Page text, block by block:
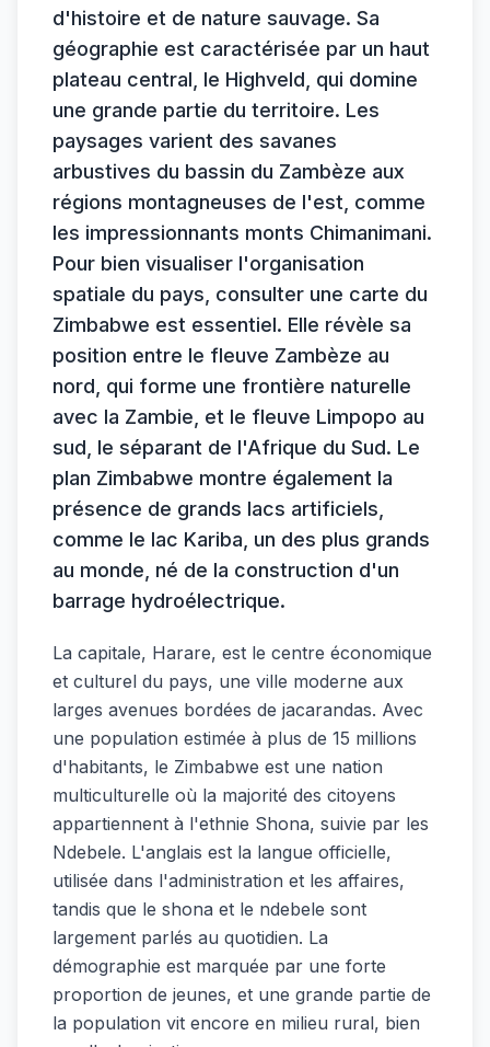
d'histoire et de nature sauvage. Sa
géographie est caractérisée par un haut
plateau central, le Highveld, qui domine
une grande partie du territoire. Les
paysages varient des savanes
arbustives du bassin du Zambèze aux
régions montagneuses de l'est, comme
les impressionnants monts Chimanimani.
Pour bien visualiser l'organisation
spatiale du pays, consulter une carte du
Zimbabwe est essentiel. Elle révèle sa
position entre le fleuve Zambèze au
nord, qui forme une frontière naturelle
avec la Zambie, et le fleuve Limpopo au
sud, le séparant de l'Afrique du Sud. Le
plan Zimbabwe montre également la
présence de grands lacs artificiels,
comme le lac Kariba, un des plus grands
au monde, né de la construction d'un
barrage hydroélectrique.
La capitale, Harare, est le centre économique
et culturel du pays, une ville moderne aux
larges avenues bordées de jacarandas. Avec
une population estimée à plus de 15 millions
d'habitants, le Zimbabwe est une nation
multiculturelle où la majorité des citoyens
appartiennent à l'ethnie Shona, suivie par les
Ndebele. L'anglais est la langue officielle,
utilisée dans l'administration et les affaires,
tandis que le shona et le ndebele sont
largement parlés au quotidien. La
démographie est marquée par une forte
proportion de jeunes, et une grande partie de
la population vit encore en milieu rural, bien